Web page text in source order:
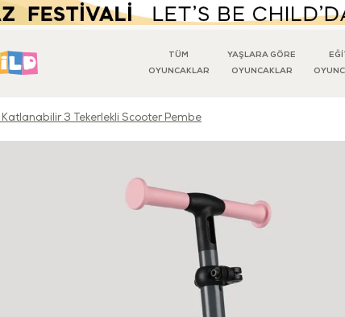
TÜM
OYUNCAKLAR
YAŞLARA GÖRE
OYUNCAKLAR
Katlanabilir 3 Tekerlekli Scooter Pembe